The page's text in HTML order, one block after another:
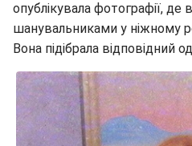
опублікувала фотографії, де
шанувальниками у ніжному
Вона підібрала відповідний